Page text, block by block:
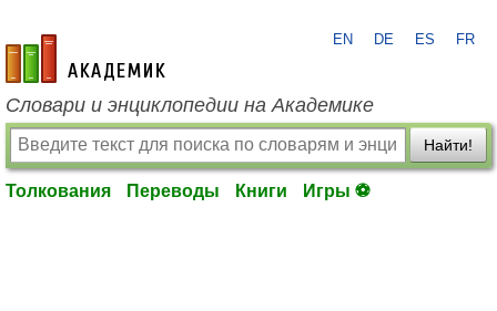
academic.ru
EN DE ES FR
Словари и энциклопедии на Академике
Найти!
Толкования Переводы Книги Игры ⚽